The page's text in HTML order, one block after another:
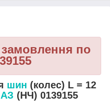
по
шин (колес) L = 12
(НЧ) 0139155